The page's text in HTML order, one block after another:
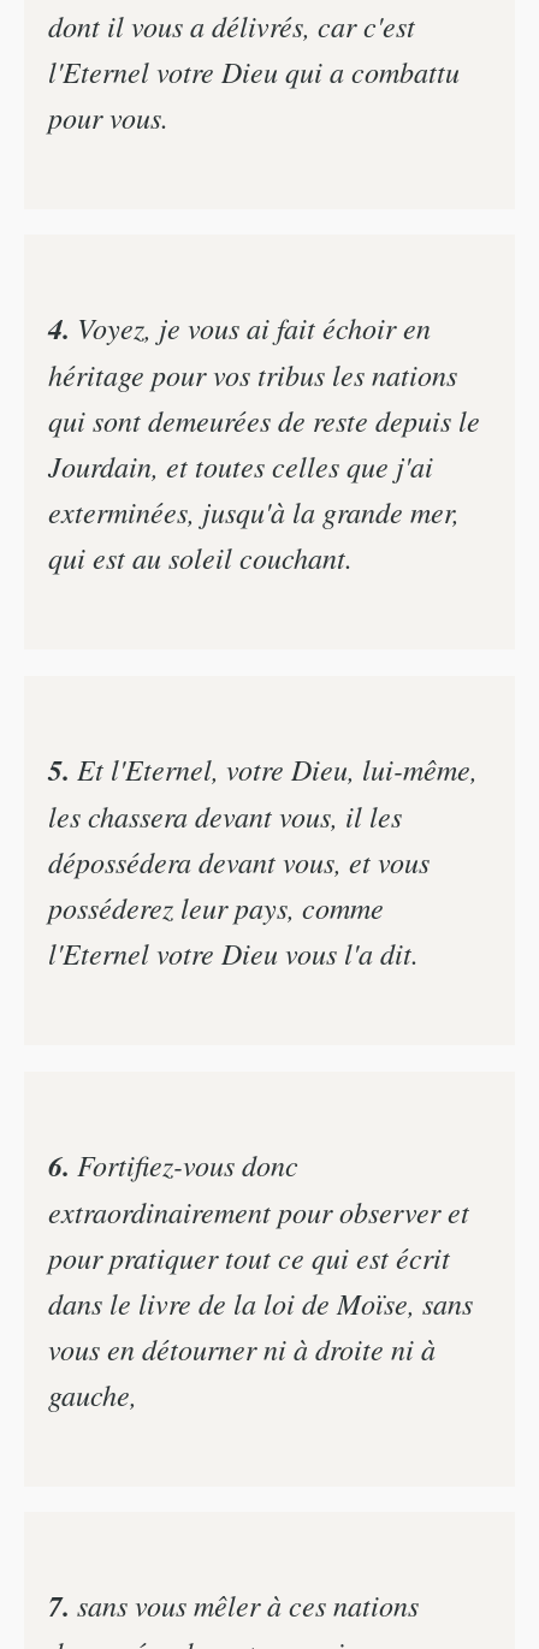
dont il vous a délivrés, car c'est
l'Eternel votre Dieu qui a combattu
pour vous.
4. Voyez, je vous ai fait échoir en
héritage pour vos tribus les nations
qui sont demeurées de reste depuis le
Jourdain, et toutes celles que j'ai
exterminées, jusqu'à la grande mer,
qui est au soleil couchant.
5. Et l'Eternel, votre Dieu, lui-même,
les chassera devant vous, il les
dépossédera devant vous, et vous
posséderez leur pays, comme
l'Eternel votre Dieu vous l'a dit.
6. Fortifiez-vous donc
extraordinairement pour observer et
pour pratiquer tout ce qui est écrit
dans le livre de la loi de Moïse, sans
vous en détourner ni à droite ni à
gauche,
7. sans vous mêler à ces nations